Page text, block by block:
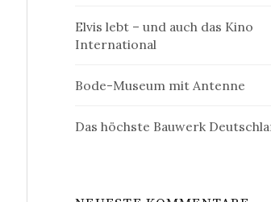
Elvis lebt – und auch das Kino
International
Bode-Museum mit Antenne
Das höchste Bauwerk